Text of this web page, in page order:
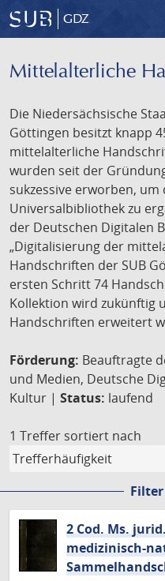
GDZ
Mittelalterliche
Die Niedersächsische
Göttingen besitzt knapp
mittelalterliche
wurden seit der
sukzessive erworben,
Universalbibliothek zu
der Deutschen Digitalen
„Digitalisierung der
Handschriften der SUB
ersten Schritt 74
Kollektion wird zukünftig
Handschriften erweitert
Förderung: Beauftragte
und Medien, Deutsche
Kultur | Status: laufend
1 Treffer sortiert nach
2 Cod. Ms.
medizinisch-